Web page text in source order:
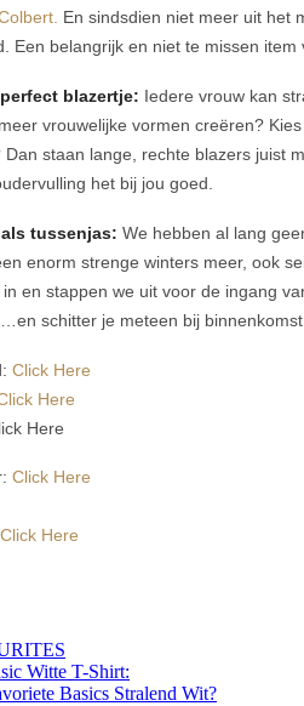
En sindsdien niet meer uit het
Een belangrijk en niet te missen item
blazertje: Iedere vrouw kan
vrouwelijke vormen creëren?
staan lange, rechte blazers juist
het bij jou goed.
tussenjas: We hebben al lang
enorm strenge winters meer, ook
en stappen we uit voor de ingang
schitter je meteen bij
Click Here
Here
Here
Click Here
Click Here
Witte T-Shirt:
Basics Stralend Wit?